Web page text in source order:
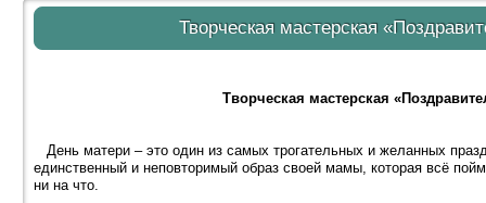
Творческая мастерская
Творческая мастерская
День матери – это один из самых трогательных и желанных
единственный и неповторимый образ своей мамы, которая всё
ни на что.